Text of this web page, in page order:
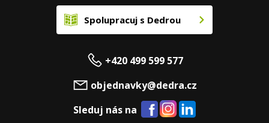
Spolupracuj s Dedrou
+420 499 599 577
objednavky@dedra.cz
Sleduj nás na